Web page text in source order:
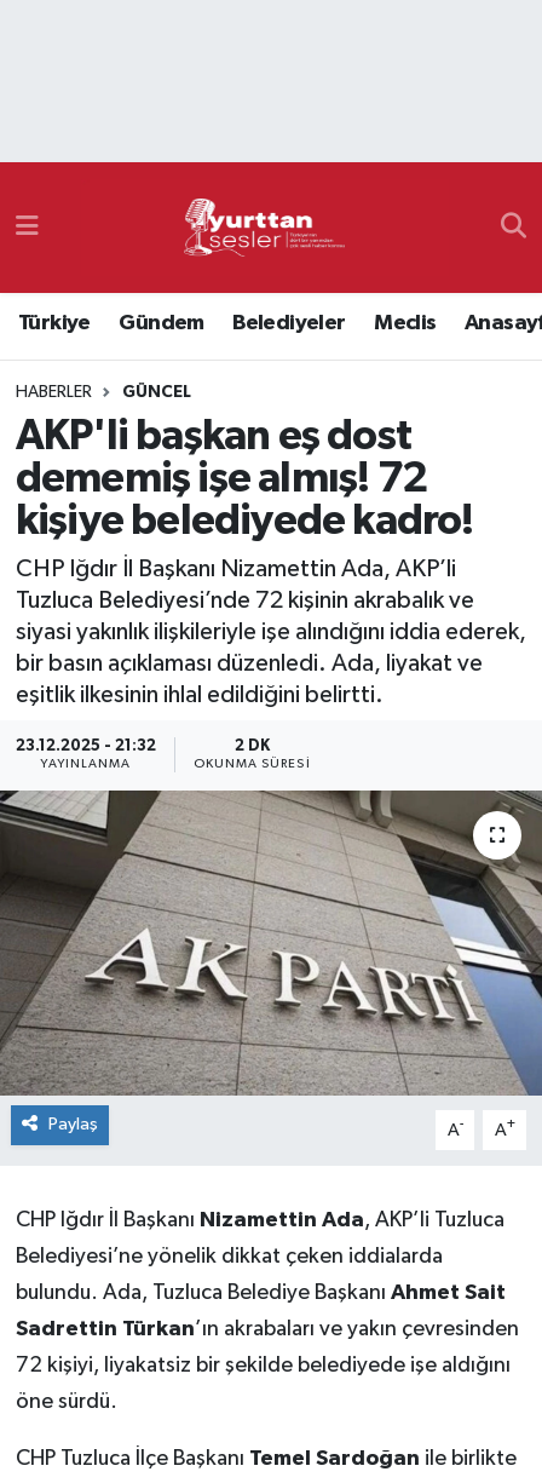
Türkiye Gündem Belediyeler Meclis
HABERLER GÜNCEL
AKP'li başkan eş dost
dememiş işe almış! 72
kişiye belediyede kadro!
CHP Iğdır İl Başkanı Nizamettin Ada, AKP’li
Tuzluca Belediyesi’nde 72 kişinin akrabalık ve
siyasi yakınlık ilişkileriyle işe alındığını iddia ederek,
bir basın açıklaması düzenledi. Ada, liyakat ve
eşitlik ilkesinin ihlal edildiğini belirtti.
23.12.2025 - 21:32
YAYINLANMA
2 DK
OKUNMA SÜRESI
Paylaş A- A+
CHP Iğdır İl Başkanı Nizamettin Ada, AKP’li Tuzluca
Belediyesi’ne yönelik dikkat çeken iddialarda
bulundu. Ada, Tuzluca Belediye Başkanı Ahmet Sait
Sadrettin Türkan’ın akrabaları ve yakın çevresinden
72 kişiyi, liyakatsiz bir şekilde belediyede işe aldığını
öne sürdü.
CHP Tuzluca İlçe Başkanı Temel Sardoğan ile birlikte
Namaz Vakitleri
Süper Lig Puan Durumu ve Fikstür
Tüm Manşetler
Son Dakika Haberleri
Haber Arşivi